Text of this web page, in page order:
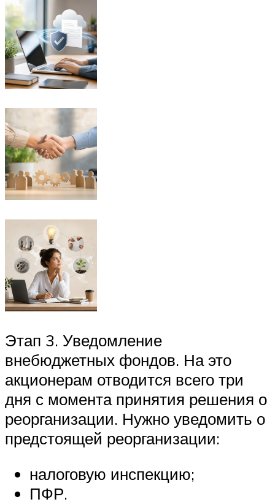
Этап 3. Уведомление
внебюджетных фондов. На это
акционерам отводится всего три
дня с момента принятия решения о
реорганизации. Нужно уведомить о
предстоящей реорганизации:
налоговую инспекцию;
ПФР.